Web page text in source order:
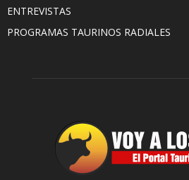
ENTREVISTAS
PROGRAMAS TAURINOS RADIALES